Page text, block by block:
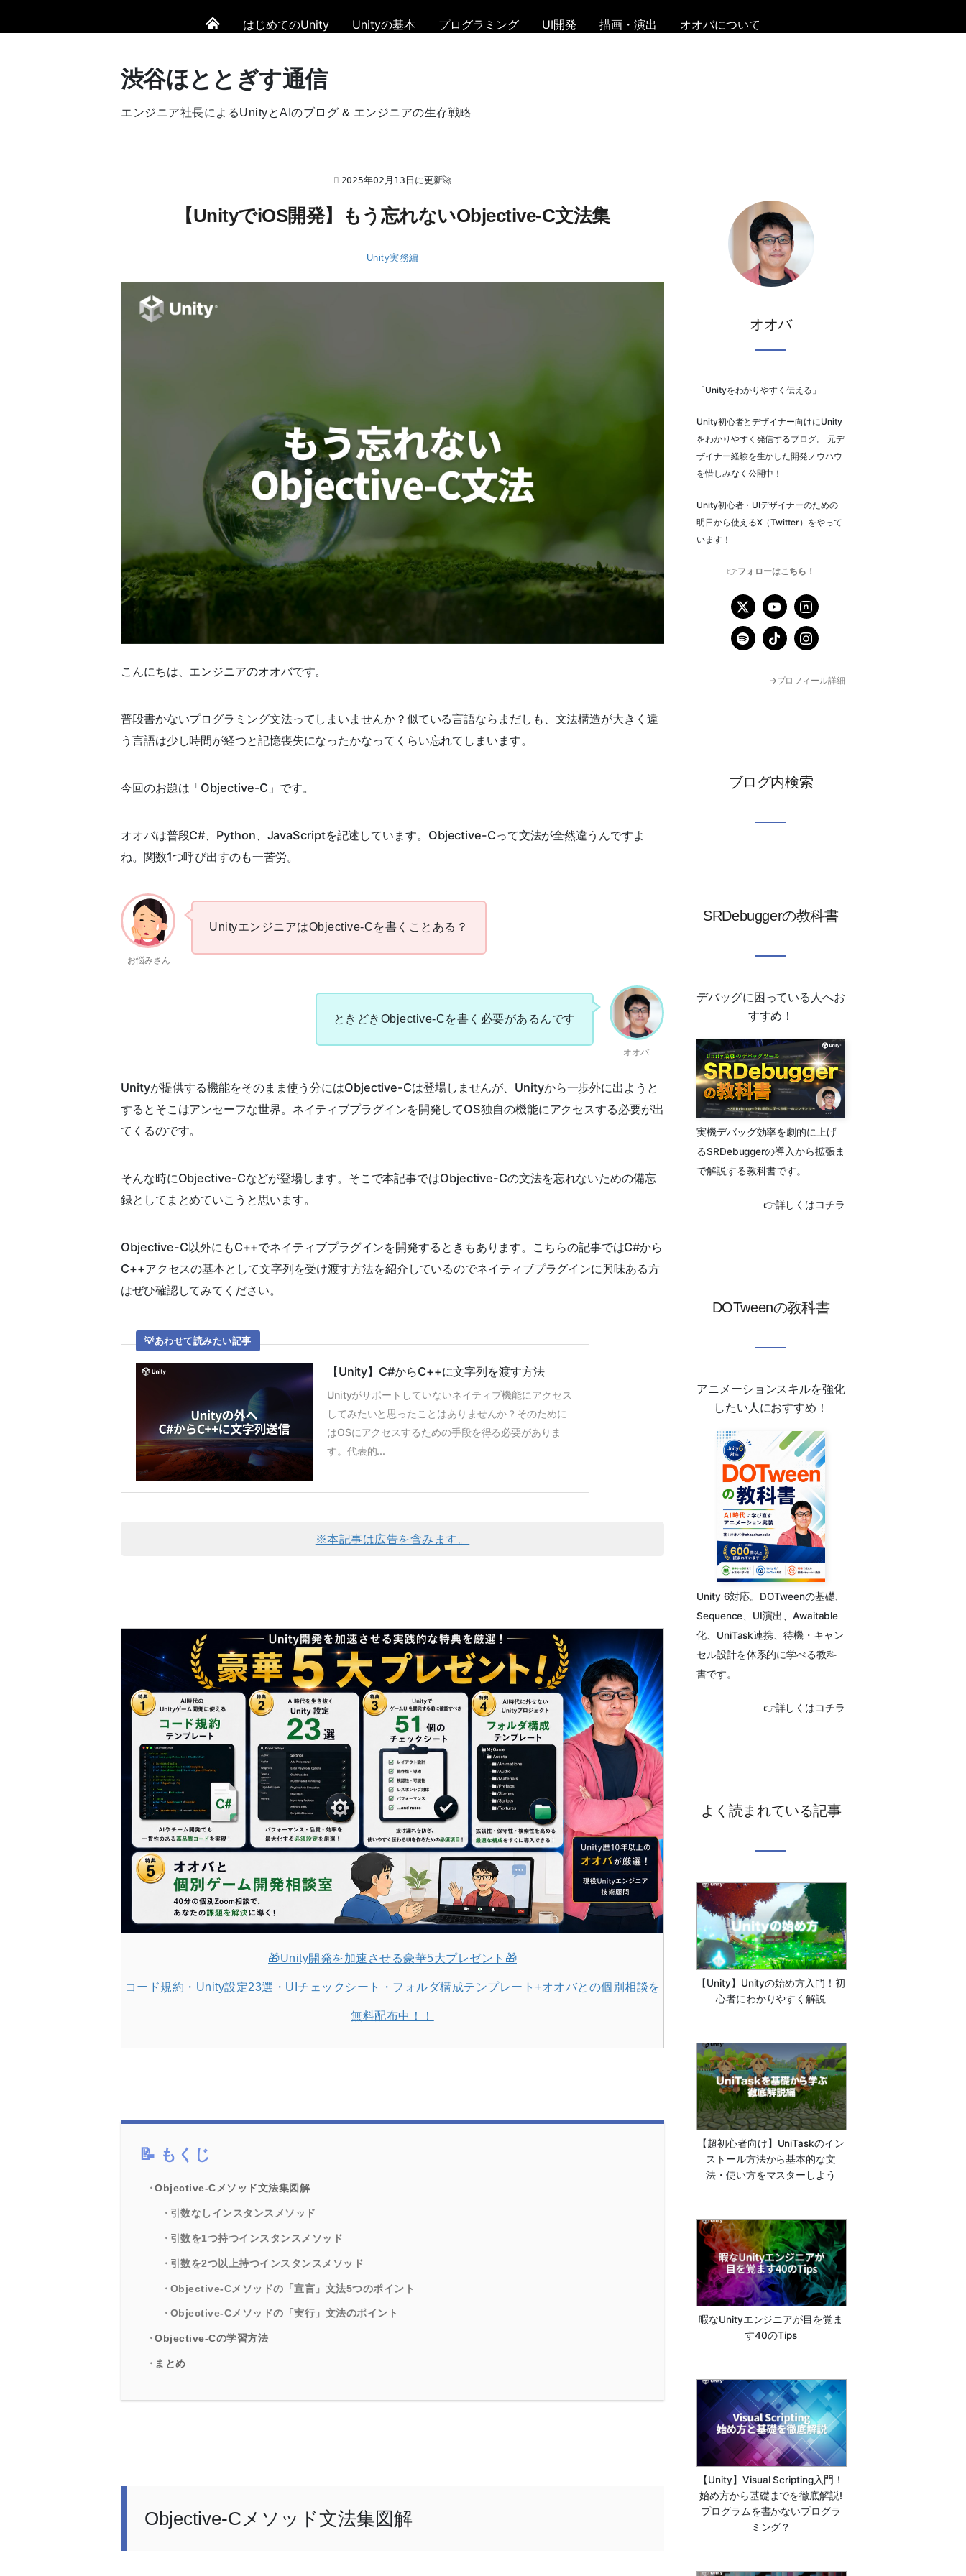
はじめてのUnity Unityの基本 プログラミング UI開発 描画・演出 オオバについて
渋谷ほととぎす通信
エンジニア社長によるUnityとAIのブログ & エンジニアの生存戦略
2025年02月13日に更新🚀
【UnityでiOS開発】もう忘れないObjective-C文法集
Unity実務編
こんにちは、エンジニアのオオバです。
普段書かないプログラミング文法ってしまいませんか？似ている言語ならまだしも、文法構造が大きく違
う言語は少し時間が経つと記憶喪失になったかなってくらい忘れてしまいます。
今回のお題は「Objective-C」です。
オオバは普段C#、Python、JavaScriptを記述しています。Objective-Cって文法が全然違うんですよ
ね。関数1つ呼び出すのも一苦労。
お悩みさん
UnityエンジニアはObjective-Cを書くことある？
オオバ
ときどきObjective-Cを書く必要があるんです
Unityが提供する機能をそのまま使う分にはObjective-Cは登場しませんが、Unityから一歩外に出ようと
するとそこはアンセーフな世界。ネイティブプラグインを開発してOS独自の機能にアクセスする必要が出
てくるのです。
そんな時にObjective-Cなどが登場します。そこで本記事ではObjective-Cの文法を忘れないための備忘
録としてまとめていこうと思います。
Objective-C以外にもC++でネイティブプラグインを開発するときもあります。こちらの記事ではC#から
C++アクセスの基本として文字列を受け渡す方法を紹介しているのでネイティブプラグインに興味ある方
はぜひ確認してみてください。
あわせて読みたい記事
【Unity】C#からC++に文字列を渡す方法
Unityがサポートしていないネイティブ機能にアクセス
してみたいと思ったことはありませんか？そのために
はOSにアクセスするための手段を得る必要がありま
す。代表的...
※本記事は広告を含みます。
🎁Unity開発を加速させる豪華5大プレゼント🎁
コード規約・Unity設定23選・UIチェックシート・フォルダ構成テンプレート+オオバとの個別相談を
無料配布中！！
もくじ
Objective-Cメソッド文法集図解
引数なしインスタンスメソッド
引数を1つ持つインスタンスメソッド
引数を2つ以上持つインスタンスメソッド
Objective-Cメソッドの「宣言」文法5つのポイント
Objective-Cメソッドの「実行」文法のポイント
Objective-Cの学習方法
まとめ
Objective-Cメソッド文法集図解
オオバ
「Unityをわかりやすく伝える」
Unity初心者とデザイナー向けにUnity
をわかりやすく発信するブログ。 元デ
ザイナー経験を生かした開発ノウハウ
を惜しみなく公開中！
Unity初心者・UIデザイナーのための
明日から使えるX（Twitter）をやって
います！
👉フォローはこちら！
→プロフィール詳細
ブログ内検索
SRDebuggerの教科書
デバッグに困っている人へお
すすめ！
実機デバッグ効率を劇的に上げ
るSRDebuggerの導入から拡張ま
で解説する教科書です。
👉詳しくはコチラ
DOTweenの教科書
アニメーションスキルを強化
したい人におすすめ！
Unity 6対応。DOTweenの基礎、
Sequence、UI演出、Awaitable
化、UniTask連携、待機・キャン
セル設計を体系的に学べる教科
書です。
👉詳しくはコチラ
よく読まれている記事
【Unity】Unityの始め方入門！初
心者にわかりやすく解説
【超初心者向け】UniTaskのイン
ストール方法から基本的な文
法・使い方をマスターしよう
暇なUnityエンジニアが目を覚ま
す40のTips
【Unity】Visual Scripting入門！
始め方から基礎までを徹底解説!
プログラムを書かないプログラ
ミング？